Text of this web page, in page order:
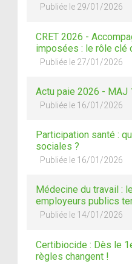
Publiée le 29/01/2026
CRET 2026 -
imposées : le rôle clé
Publiée le 27/01/2026
Actu paie 2026 -
Publiée le 16/01/2026
Participation santé :
sociales ?
Publiée le 16/01/2026
Médecine du travail :
employeurs publics
Publiée le 14/01/2026
Certibiocide : Dès le
règles changent !